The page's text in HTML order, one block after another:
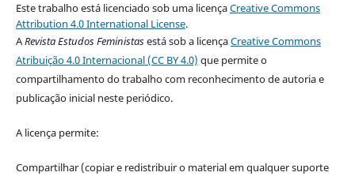
Este trabalho está licenciado sob uma licençaCreative Commons
Attribution 4.0 International License.
ARevista Estudos Feministasestá sob a licençaCreative Commons
Atribuição 4.0 Internacional (CC BY 4.0) que permite o
compartilhamento do trabalho com reconhecimento de autoria e
publicação inicial neste periódico.
A licença permite:
Compartilhar (copiar e redistribuir o material em qualquer suporte